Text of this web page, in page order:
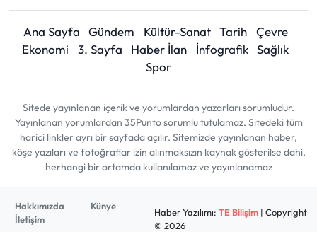
Ana Sayfa Gündem Kültür-Sanat Tarih
Çevre
Ekonomi
3. Sayfa Haber İlan İnfografik Sağlık
Spor
Sitede yayınlanan içerik ve yorumlardan yazarları sorumludur.
Yayınlanan yorumlardan 35Punto sorumlu tutulamaz. Sitedeki tüm
harici linkler ayrı bir sayfada açılır. Sitemizde yayınlanan haber,
köşe yazıları ve fotoğraflar izin alınmaksızın kaynak gösterilse dahi,
herhangi bir ortamda kullanılamaz ve yayınlanamaz
Hakkımızda
Künye
İletişim
Haber Yazılımı: TE Bilişim| Copyright
© 2026